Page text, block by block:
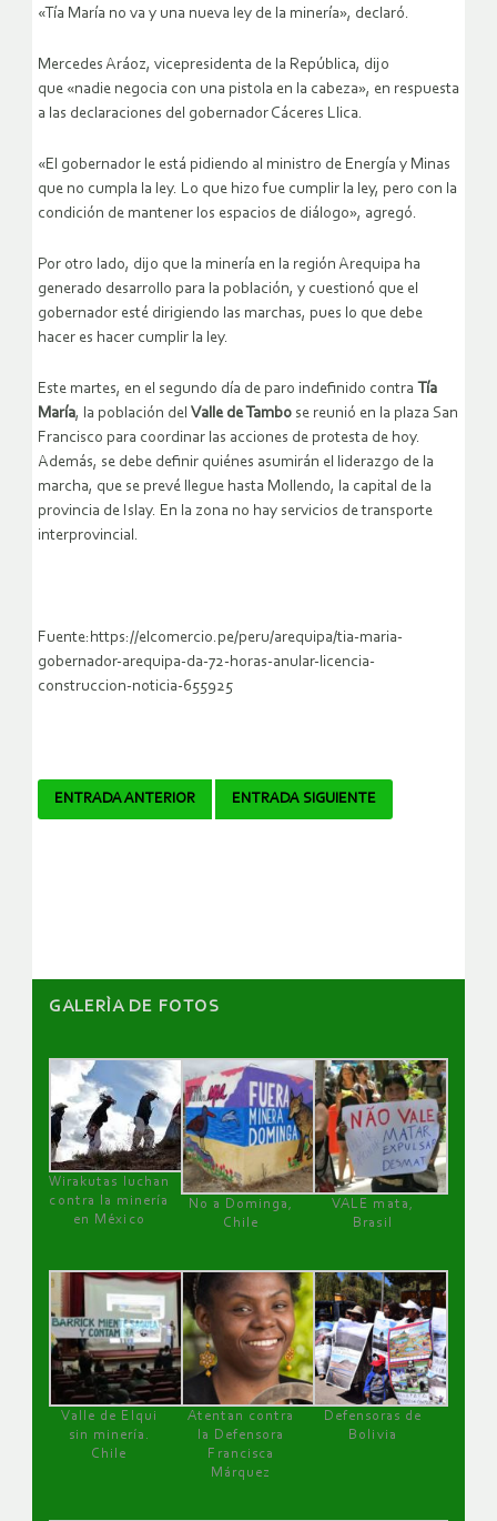
«Tía María no va y una nueva ley de la minería», declaró.
Mercedes Aráoz, vicepresidenta de la República, dijo
que «nadie negocia con una pistola en la cabeza», en respuesta
a las declaraciones del gobernador Cáceres Llica.
«El gobernador le está pidiendo al ministro de Energía y Minas
que no cumpla la ley. Lo que hizo fue cumplir la ley, pero con la
condición de mantener los espacios de diálogo», agregó.
Por otro lado, dijo que la minería en la región Arequipa ha
generado desarrollo para la población, y cuestionó que el
gobernador esté dirigiendo las marchas, pues lo que debe
hacer es hacer cumplir la ley.
Este martes, en el segundo día de paro indefinido contra Tía
María, la población del Valle de Tambo se reunió en la plaza San
Francisco para coordinar las acciones de protesta de hoy.
Además, se debe definir quiénes asumirán el liderazgo de la
marcha, que se prevé llegue hasta Mollendo, la capital de la
provincia de Islay. En la zona no hay servicios de transporte
interprovincial.
Fuente:https://elcomercio.pe/peru/arequipa/tia-maria-
gobernador-arequipa-da-72-horas-anular-licencia-
construccion-noticia-655925
Navegador
ENTRADA ANTERIOR ENTRADA SIGUIENTE
GALERÌA DE FOTOS
Wirakutas luchan
contra la minería
en México
No a Dominga,
Chile
VALE mata,
Brasil
Valle de Elqui
sin minería.
Chile
Atentan contra
la Defensora
Francisca
Márquez
Defensoras de
Bolivia